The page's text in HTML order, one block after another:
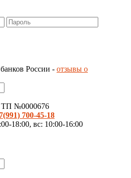
России - отзывы о
№0000676
700-45-18
18:00, вс: 10:00-16:00